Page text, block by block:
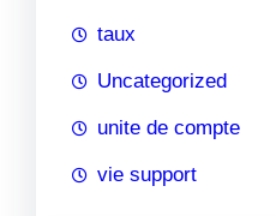
taux
Uncategorized
unite de compte
vie support